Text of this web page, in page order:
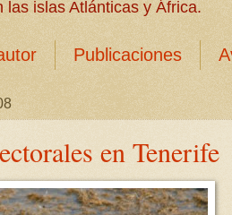
las islas Atlánticas y África.
Publicaciones
en Tenerife